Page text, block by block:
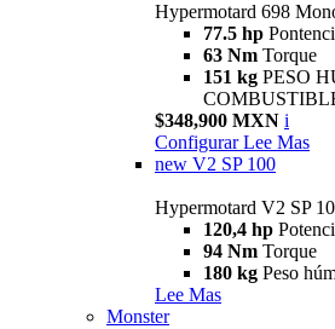
Hypermotard 698
77.5 hp
63 Nm Torque
151 kg PESO
$348,900 MXN i
Configurar Lee Mas
new V2 SP 100
Hypermotard V2 SP
120,4 hp
94 Nm Torque
180 kg Peso
Lee Mas
Monster